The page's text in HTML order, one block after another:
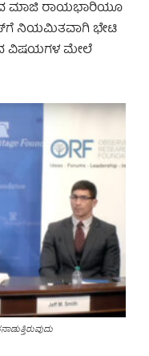
ಮಾಜಿ ರಾಯಭಾರಿಯೂ
ನಿಯಮಿತವಾಗಿ ಭೇಟಿ
ವಿಷಯಗಳ ಮೇಲೆ